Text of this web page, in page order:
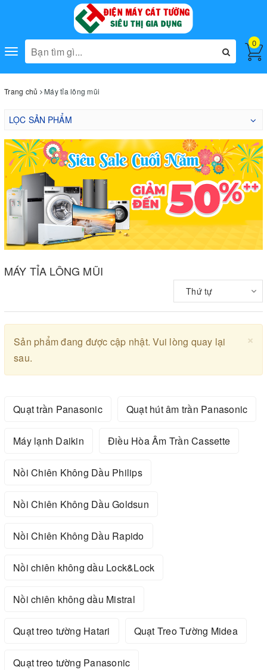
Toggle
navigation
0
Trang chủ Máy tỉa lông mũi
LỌC SẢN PHẨM
MÁY TỈA LÔNG MŨI
Thứ tự
×
Sản phẩm đang được cập nhật. Vui lòng quay lại
sau.
Quạt trần Panasonic Quạt hút âm trần Panasonic
Máy lạnh Daikin Điều Hòa Âm Trần Cassette
Nồi Chiên Không Dầu Philips
Nồi Chiên Không Dầu Goldsun
Nồi Chiên Không Dầu Rapido
Nồi chiên không dầu Lock&Lock
Nồi chiên không dầu Mistral
Quạt treo tường Hatari Quạt Treo Tường Midea
Quạt treo tường Panasonic